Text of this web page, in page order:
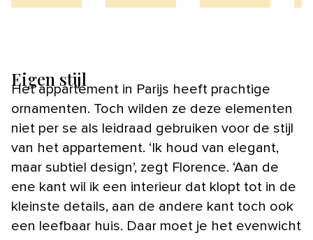
Eigen stijl
Het appartement in Parijs heeft prachtige
ornamenten. Toch wilden ze deze elementen
niet per se als leidraad gebruiken voor de stijl
van het appartement. ‘Ik houd van elegant,
maar subtiel design’, zegt Florence. ‘Aan de
ene kant wil ik een interieur dat klopt tot in de
kleinste details, aan de andere kant toch ook
een leefbaar huis. Daar moet je het evenwicht